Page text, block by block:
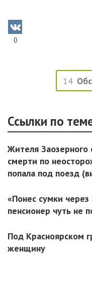
0
14
Ссылки по
Жителя Заозерного
смерти по
попала под поезд
«Понес сумки через
пенсионер чуть не
Под Красноярском
женщину